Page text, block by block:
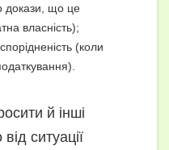
докази, що це
власність);
(коли
й інші
ситуації